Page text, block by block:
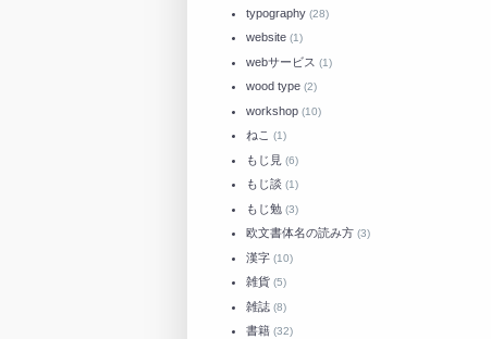
typography (28)
website (1)
webサービス (1)
wood type (2)
workshop (10)
ねこ (1)
もじ見 (6)
もじ談 (1)
もじ勉 (3)
欧文書体名の読み方 (3)
漢字 (10)
雑貨 (5)
雑誌 (8)
書籍 (32)